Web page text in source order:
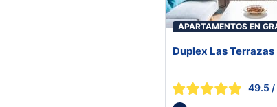
APARTAMENTOS EN
Duplex Las Terrazas
49.5 /